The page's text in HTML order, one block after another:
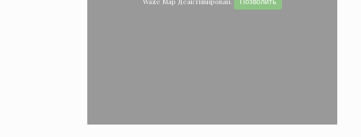
Позволить